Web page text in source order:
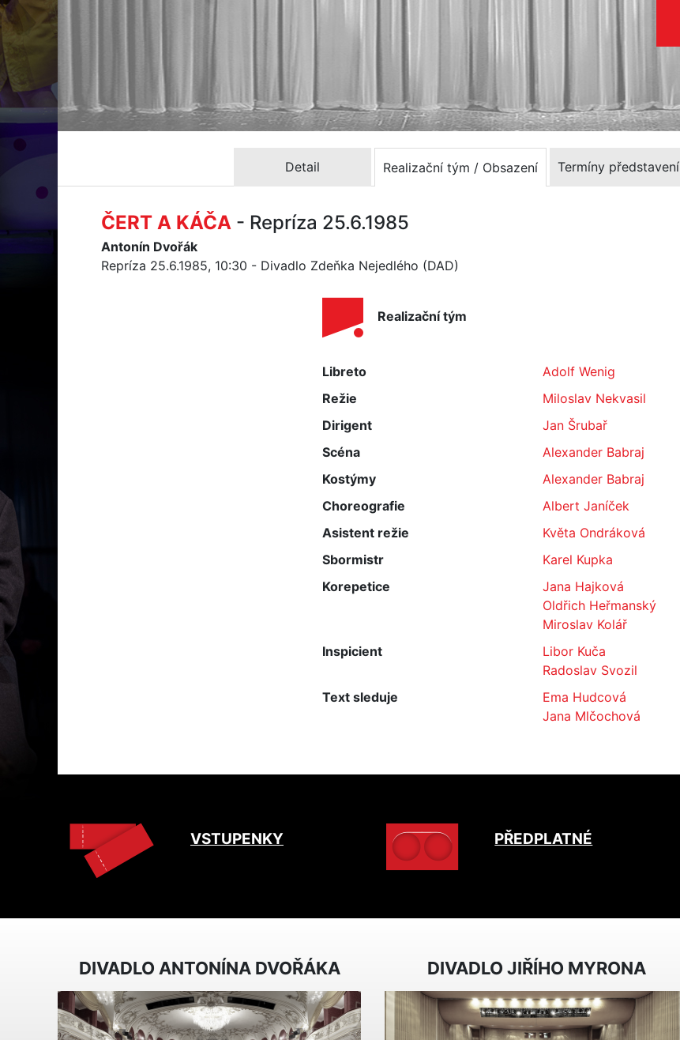
Detail Realizační tým / Obsazení Termíny představení
ČERT A KÁČA - Repríza 25.6.1985
Antonín Dvořák
Repríza 25.6.1985, 10:30 - Divadlo Zdeňka Nejedlého (DAD)
Realizační tým
Libreto
Adolf Wenig
Režie
Miloslav Nekvasil
Dirigent
Jan Šrubař
Scéna
Alexander Babraj
Kostýmy
Alexander Babraj
Choreografie
Albert Janíček
Asistent režie
Květa Ondráková
Sbormistr
Karel Kupka
Korepetice
Jana Hajková
Oldřich Heřmanský
Miroslav Kolář
Inspicient
Libor Kuča
Radoslav Svozil
Text sleduje
Ema Hudcová
Jana Mlčochová
VSTUPENKY PŘEDPLATNÉ
DIVADLO ANTONÍNA DVOŘÁKA DIVADLO JIŘÍHO MYRONA